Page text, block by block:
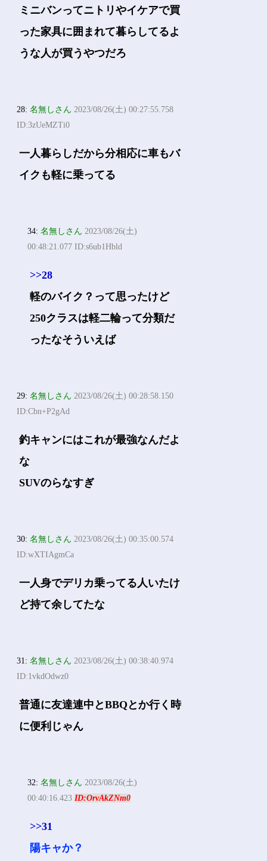
ミニバンってニトリやイケアで買
った家具に囲まれて暮らしてるよ
うな人が買うやつだろ
28:名無しさん 2023/08/26(土) 00:27:55.758
ID:3zUeMZTi0
一人暮らしだから分相応に車もバ
イクも軽に乗ってる
34:名無しさん 2023/08/26(土)
00:48:21.077 ID:s6ub1Hbld
>>28
軽のバイク？って思ったけど
250クラスは軽二輪って分類だ
ったなそういえば
29:名無しさん 2023/08/26(土) 00:28:58.150
ID:Cbn+P2gAd
釣キャンにはこれが最強なんだよ
な
SUVのらなすぎ
30:名無しさん 2023/08/26(土) 00:35:00.574
ID:wXTIAgmCa
一人身でデリカ乗ってる人いたけ
ど持て余してたな
31:名無しさん 2023/08/26(土) 00:38:40.974
ID:1vkdOdwz0
普通に友達連中とBBQとか行く時
に便利じゃん
32:名無しさん 2023/08/26(土)
00:40:16.423ID:OrvAkZNm0
>>31
陽キャか？